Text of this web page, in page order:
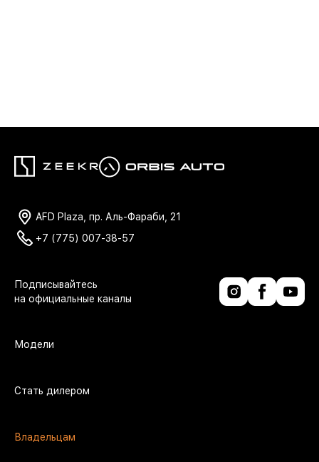
AFD Plaza, пр. Аль-Фараби, 21
+7 (775) 007-38-57
Модели
Стать дилером
Владельцам